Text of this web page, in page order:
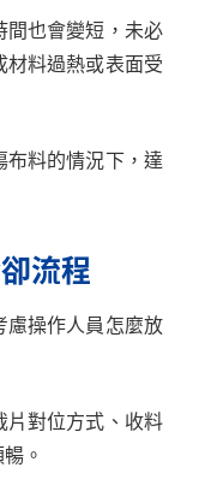
間也會變短，未必
材料過熱或表面受
布料的情況下，達
流程
慮操作人員怎麼放
片對位方式、收料
。